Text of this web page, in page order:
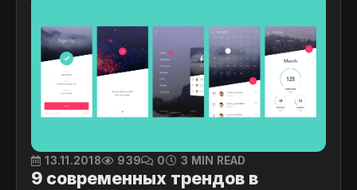
13.11.2018 939 0 3 MIN READ
9 современных трендов в